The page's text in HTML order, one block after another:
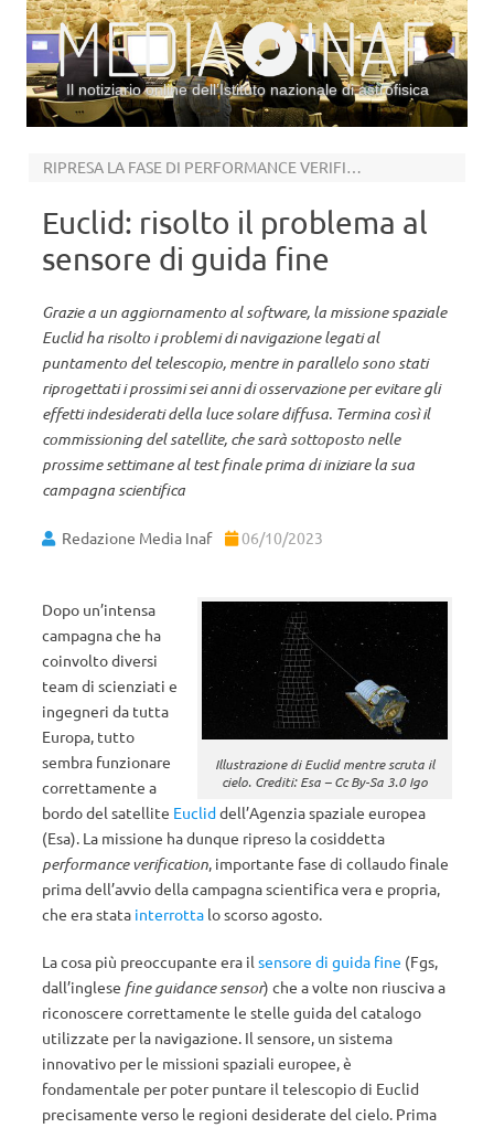
Il notiziario online dell’Istituto nazionale di astrofisica
RIPRESA LA FASE DI PERFORMANCE VERIFICATION
Euclid: risolto il problema al
sensore di guida fine
Grazie a un aggiornamento al software, la missione spaziale
Euclid ha risolto i problemi di navigazione legati al
puntamento del telescopio, mentre in parallelo sono stati
riprogettati i prossimi sei anni di osservazione per evitare gli
effetti indesiderati della luce solare diffusa. Termina così il
commissioning del satellite, che sarà sottoposto nelle
prossime settimane al test finale prima di iniziare la sua
campagna scientifica
Redazione Media Inaf 06/10/2023
Illustrazione di Euclid mentre scruta il
cielo. Crediti: Esa – Cc By-Sa 3.0 Igo
Dopo un’intensa
campagna che ha
coinvolto diversi
team di scienziati e
ingegneri da tutta
Europa, tutto
sembra funzionare
correttamente a
bordo del satellite Eucliddell’Agenzia spaziale europea
(Esa). La missione ha dunque ripreso la cosiddetta
performance verification, importante fase di collaudo finale
prima dell’avvio della campagna scientifica vera e propria,
che era stata interrotta lo scorso agosto.
La cosa più preoccupante era il sensore di guida fine (Fgs,
dall’inglese fine guidance sensor) che a volte non riusciva a
riconoscere correttamente le stelle guida del catalogo
utilizzate per la navigazione. Il sensore, un sistema
innovativo per le missioni spaziali europee, è
fondamentale per poter puntare il telescopio di Euclid
precisamente verso le regioni desiderate del cielo. Prima